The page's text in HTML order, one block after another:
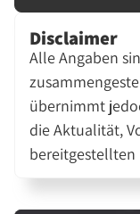
Disclaimer
Alle Angaben
übernimmt
die Aktualität,